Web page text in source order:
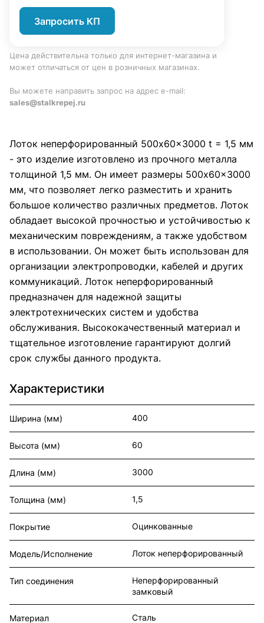
Запросить КП
Цена действительна только для интернет-магазина и
может отличаться от цен в розничных магазинах.
Вы можете направить запрос на адрес e-mail:
sales@stalkrepej.ru
Лоток неперфорированный 500x60x3000 t = 1,5 мм
- это изделие изготовлено из прочного металла
толщиной 1,5 мм. Он имеет размеры 500x60x3000
мм, что позволяет легко разместить и хранить
большое количество различных предметов. Лоток
обладает высокой прочностью и устойчивостью к
механическим повреждениям, а также удобством
в использовании. Он может быть использован для
организации электропроводки, кабелей и других
коммуникаций. Лоток неперфорированный
предназначен для надежной защиты
электротехнических систем и удобства
обслуживания. Высококачественный материал и
тщательное изготовление гарантируют долгий
срок службы данного продукта.
Характеристики
Ширина (мм) 400
Высота (мм) 60
Длина (мм) 3000
Толщина (мм) 1,5
Покрытие Оцинкованные
Модель/Исполнение Лоток неперфорированный
Тип соединения
Неперфорированный
замковый
Материал Сталь